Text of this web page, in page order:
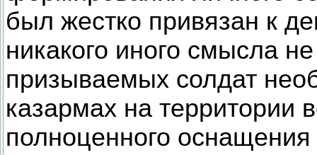
был жестко привязан к
никакого иного смысла
призываемых солдат
казармах на территории
полноценного